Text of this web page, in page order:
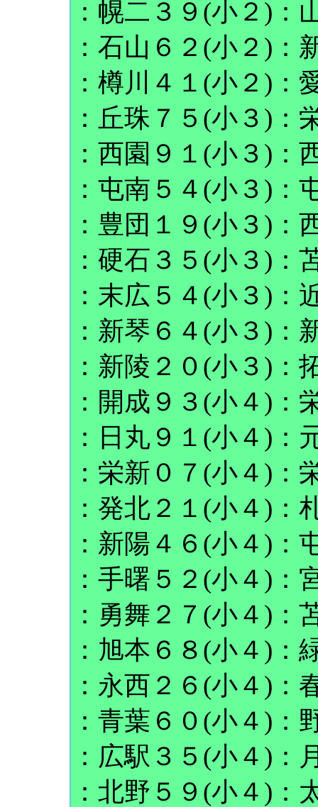
：幌二３９(小２)：
：石山６２(小２)：
：樽川４１(小２)：
：丘珠７５(小３)：
：西園９１(小３)：
：屯南５４(小３)：
：豊団１９(小３)：
：硬石３５(小３)：
：末広５４(小３)：
：新琴６４(小３)：
：新陵２０(小３)：
：開成９３(小４)：
：日丸９１(小４)：
：栄新０７(小４)：
：発北２１(小４)：
：新陽４６(小４)：
：手曙５２(小４)：
：勇舞２７(小４)：
：旭本６８(小４)：
：永西２６(小４)：
：青葉６０(小４)：
：広駅３５(小４)：
：北野５９(小４)：